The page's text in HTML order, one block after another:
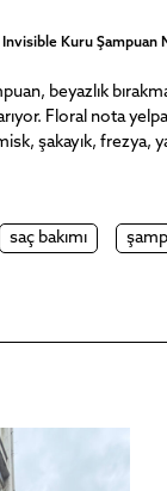
Kuru Şampuan
beyazlık
Floral nota
şakayık, frezya,
saç bakımı